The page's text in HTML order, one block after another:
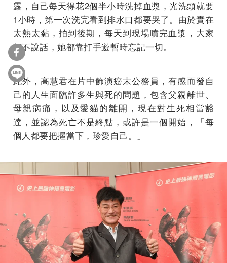
露，自己每天得花2個半小時洗掉血漿，光洗頭就要
1小時，第一次洗完看到排水口都要哭了。由於實在
太熱太黏，拍到後期，每天到現場噴完血漿，大家
都不說話，她都靠打手遊暫時忘記一切。
此外，高慧君在片中飾演癌末公務員，有感而發自
己的人生面臨許多生與死的問題，包含父親離世、
母親病痛，以及愛貓的離開，現在對生死相當豁
達，並認為死亡不是終點，或許是一個開始，「每
個人都要把握當下，珍愛自己。」